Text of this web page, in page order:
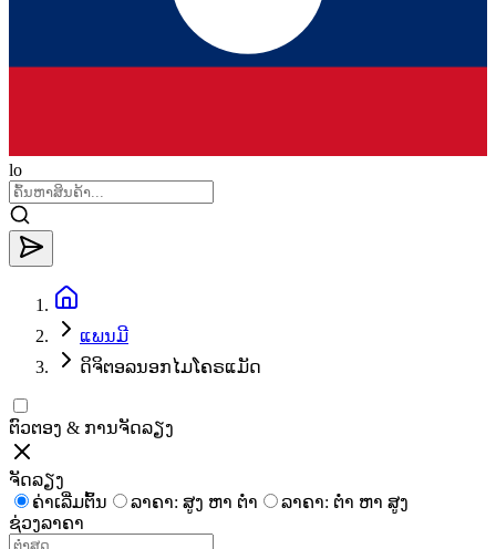
lo
ແພນມີ
ດິຈິຕອລນອກໄມໂຄຣແມັດ
ຕົວຕອງ & ການຈັດລຽງ
ຈັດລຽງ
ຄ່າເລີ່ມຕົ້ນ
ລາຄາ: ສູງ ຫາ ຕໍ່າ
ລາຄາ: ຕໍ່າ ຫາ ສູງ
ຊ່ວງລາຄາ